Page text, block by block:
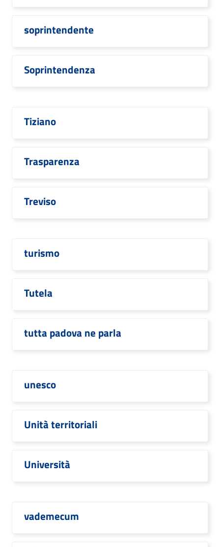
soprintendente
Soprintendenza
Tiziano
Trasparenza
Treviso
turismo
Tutela
tutta padova ne parla
unesco
Unità territoriali
Università
vademecum